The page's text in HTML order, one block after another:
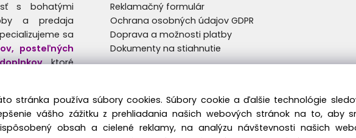
s bohatými
a predaja
sa
posteľných
, ktoré
sa
Reklamačný formulár
Ochrana osobných údajov GDPR
Doprava a možnosti platby
Dokumenty na stiahnutie
stránka používa súbory cookies. Súbory cookie a ďalšie technológie
vášho zážitku z prehliadania našich webových stránok na to, aby
obsah a cielené reklamy, na analýzu návštevnosti našich